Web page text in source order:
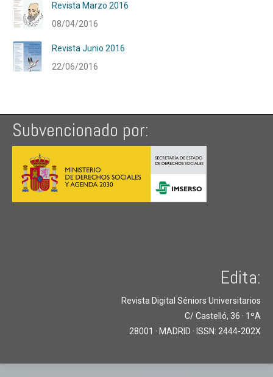
Revista Marzo 2016
08/04/2016
Revista Junio 2016
22/06/2016
Subvencionado por:
Edita:
Revista Digital Séniors Universitarios
C/ Castelló, 36 · 1ºA
28001 · MADRID · ISSN: 2444-202X